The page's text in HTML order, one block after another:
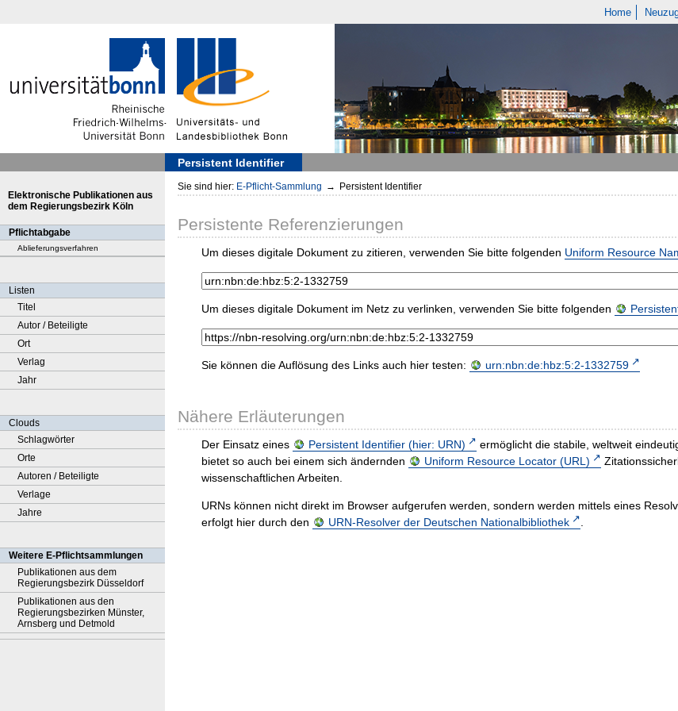
Home
Persistent Identifier
Elektronische Publikationen aus
dem Regierungsbezirk Köln
Pflichtabgabe
Ablieferungsverfahren
Listen
Titel
Autor / Beteiligte
Ort
Verlag
Jahr
Clouds
Schlagwörter
Orte
Autoren / Beteiligte
Verlage
Jahre
Weitere E-Pflichtsammlungen
Publikationen aus dem
Regierungsbezirk Düsseldorf
Publikationen aus den
Regierungsbezirken Münster,
Arnsberg und Detmold
Sie sind hier: E-Pflicht-Sammlung → Persistent Identifier
Persistente Referenzierungen
Um dieses digitale Dokument zu zitieren, verwenden Sie bitte folgenden Uniform Resource
Um dieses digitale Dokument im Netz zu verlinken, verwenden Sie bitte folgenden
Sie können die Auflösung des Links auch hier testen: urn:nbn:de:hbz:5:2-1332759
Nähere Erläuterungen
Der Einsatz eines Persistent Identifier (hier: URN)
ermöglicht die stabile, weltweit
bietet so auch bei einem sich ändernden
Uniform Resource Locator (URL)
wissenschaftlichen Arbeiten.
URNs können nicht direkt im Browser aufgerufen werden, sondern werden mittels eines
erfolgt hier durch den
URN-Resolver der Deutschen Nationalbibliothek .